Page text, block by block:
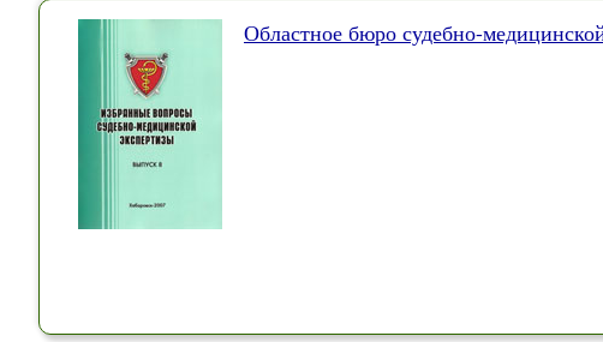
Областное бюро судебно-